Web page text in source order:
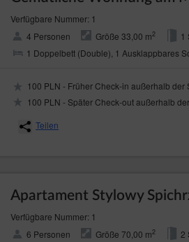
Verfügbare Nummer: 1
4 Personen
Größe 33,00 m2
1
1 Doppelbett (Double), 1 Ausklappbares
100 PLN - Früher Check-in außerhalb der
100 PLN - Später Check-out außerhalb
Teilen
Apartament Stylowy
Verfügbare Nummer: 1
6 Personen
Größe 70,00 m2
2